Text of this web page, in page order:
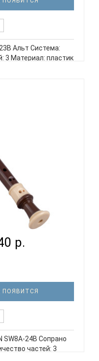
Альт Система:
3 Материал: пластик
СОПРАНО
р.
ПОЯВИТСЯ
SW8A-24B Сопрано
частей: 3